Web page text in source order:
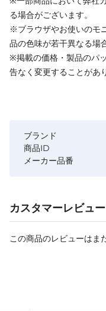
る場合がございます。
※ブラウザやお使いのモ
品の色味が若干異なる場
※掲載の価格・製品のパ
告なく変更することがあ
ブランド
商品ID
メーカー品番
カスタマーレビュー
この商品のレビューはま